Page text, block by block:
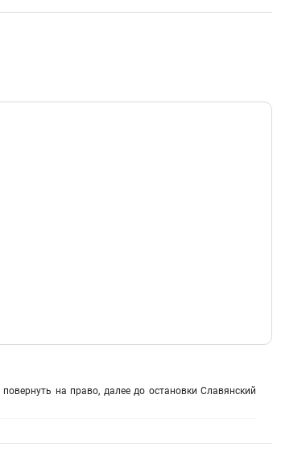
на право, далее до остановки Славянский